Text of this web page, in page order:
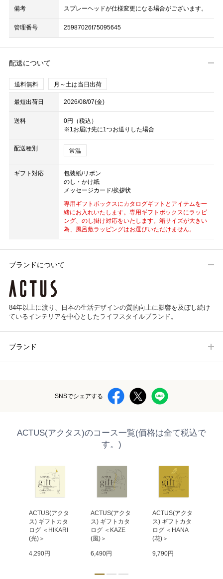
備考 スプレーヘッドが仕様変更になる場合がございます。
管理番号 25987026t75095645
配送について
送料無料 月～土は当日出荷
最短出荷日 2026/08/07(金)
送料
0円（税込）
※1お届け先に1つお送りした場合
配送種別 常温
ギフト対応
包装紙/リボン
のし・かけ紙
メッセージカード/挨拶状
専用ギフトボックスにカタログギフトとアイテムを一
緒にお入れいたします。専用ギフトボックスにラッピ
ング、のし掛け対応をいたします。箱サイズが大きい
為、風呂敷ラッピングはお選びいただけません。
ブランドについて
84年以上に渡り、日本の生活デザインの質的向上に影響を及ぼし続け
ているインテリアを中心としたライフスタイルブランド。
ブランド
SNSでシェアする
ACTUS(アクタス)のコース一覧(価格は全て税込で
す。)
ACTUS(アクタ
ス) ギフトカタ
ログ ＜HIKARI
(光)＞
4,290円
ACTUS(アクタ
ス) ギフトカタ
ログ ＜KAZE
(風)＞
6,490円
ACTUS(アクタ
ス) ギフトカタ
ログ ＜HANA
(花)＞
9,790円